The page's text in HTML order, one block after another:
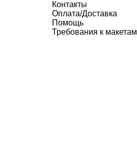
Контакты
Оплата/Доставка
Помощь
Требования к макетам